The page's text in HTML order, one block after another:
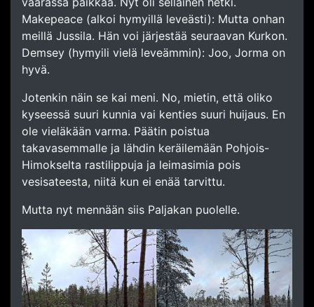
Makepeace (alkoi hymyillä leveästi): Mutta onhan
meillä Jussila. Hän voi järjestää seuraavan Kurkon.
Demsey (hymyili vielä leveämmin): Joo, Jorma on
hyvä.
Jotenkin näin se kai meni. No, mietin, että oliko
kyseessä suuri kunnia vai kenties suuri huijaus. En
ole vieläkään varma. Päätin poistua
takavasemmalle ja lähdin keräilemään Pohjois-
Himokselta rastilippuja ja leimasimia pois
vesisateesta, niitä kun ei enää tarvittu.
Mutta nyt mennään siis Paljakan puolelle.